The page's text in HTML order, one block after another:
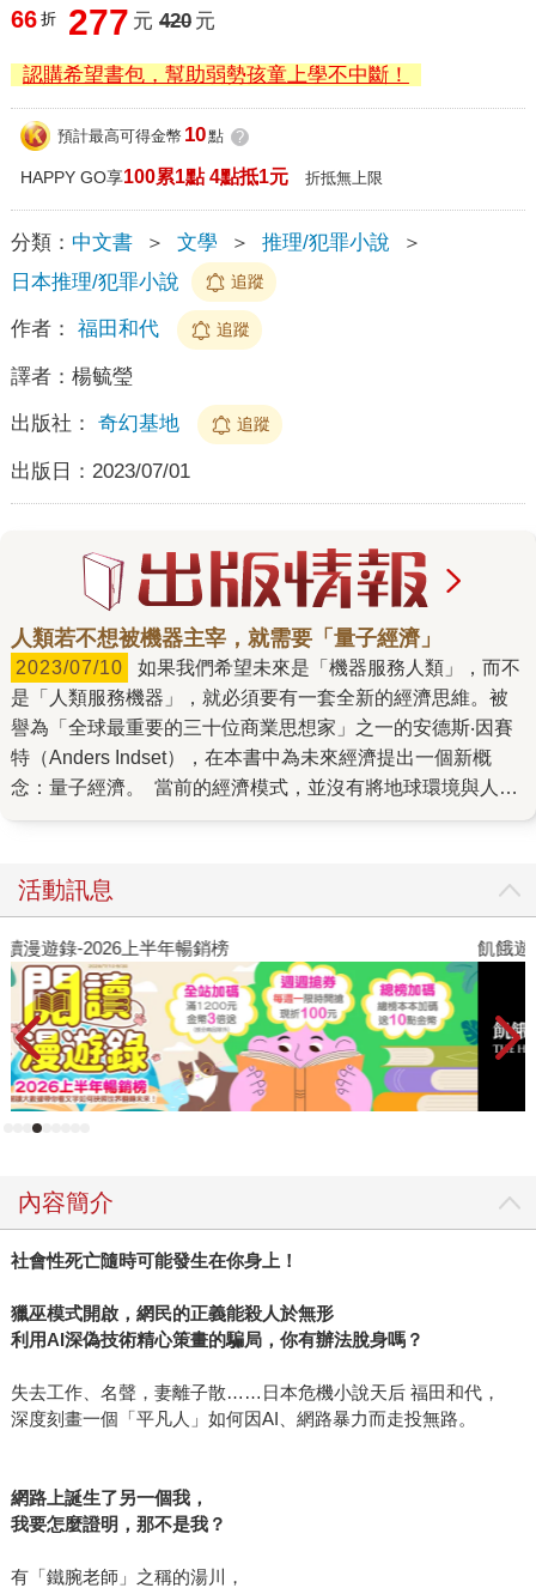
66 折 277 元 420 元
認購希望書包，幫助弱勢孩童上學不中斷！
預計最高可得金幣 10點 ?
HAPPY GO享100累1點 4點抵1元 折抵無上限
分類： 中文書 ＞ 文學 ＞ 推理/犯罪小說
＞
日本推理/犯罪小說
追蹤
作者： 福田和代 追蹤
譯者： 楊毓瑩
出版社： 奇幻基地 追蹤
出版日： 2023/07/01
人類若不想被機器主宰，就需要「量子經濟」
2023/07/10
是「人類服務機器」，就必須要有一套全新的經濟思維。被
譽為「全球最重要的三十位商業思想家」之一的安德斯‧因賽
特（Anders Indset），在本書中為未來經濟提出一個新概
念：量子經濟。 當前的經濟模式，並沒有將地球環境與人的
一方面，在馬斯洛需求金字塔中，滿足物質需要的生理需求
在金字塔模型的最底端，卻占有最大的區塊。即便是在富裕
地區，多數人也幾乎不會努力進到可以滿足非物質需求的更
高層次，因為目前的系統已經將他們固定在物質層次了。科
學已證實，人類並不會因為在物質上擁有更多而變得更快樂
──而且正好相反！第二間房產、第三部車或是任何時下最新
流行的3C產品都無法提升我們的幸福感，只會增加我們對物
質消費的依賴。 許多國家的經濟已經被過度消費帶到崩潰的
邊緣。因此，我們需要一場新啟蒙運動、新文藝復興，由思
榮的新引擎。 量子經濟是以新科技為基礎，在生態完好的地
球上的永續經濟和穩定發展的民主體制下才能發展出有意義
的工作機會，這樣才能將環境與人類的幸福整合到經濟裡。
的對立，如同在量子物理學所有（次原子）物質粒子同時也
是「既是……又是……」。因此，精神和物質並非不相容的
對立面，而是來自不同方向，卻指向相同目標的兩條路徑。
理需求； ●量子經濟並非線性發展，而是循環式、有無限潛
能、貨真價實的循環經濟； ●量子經濟是一個相互依存的系統
──一切都與彼此有連結，就連人類和機器間也不例外； ●量
活動訊息
飢餓遊戲前傳贈早優券
內容簡介
社會性死亡隨時可能發生在你身上！
獵巫模式開啟，網民的正義能殺人於無形
利用AI深偽技術精心策畫的騙局，你有辦法脫身嗎？
失去工作、名聲，妻離子散……日本危機小說天后 福田和代，
深度刻畫一個「平凡人」如何因AI、網路暴力而走投無路。
網路上誕生了另一個我，
我要怎麼證明，那不是我？
有「鐵腕老師」之稱的湯川，